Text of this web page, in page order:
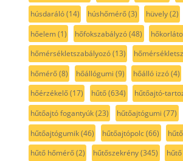
húsdaráló(14) húshőmérő(3) hüvely(2)
hőelem(1) hőfokszabályzó(48)
hőmérsékletszabályozó(13)
hőmérő(8) hőállógumi (9) hőálló izzó(4)
hőérzékelő(17) hűtő(634) hűtőajtó-
hűtőajtó fogantyúk(23) hűtőajtógumi (77)
hűtőajtógumik(46) hűtőajtópolc(66)
hűtő hőmérő(2) hűtőszekrény(345)